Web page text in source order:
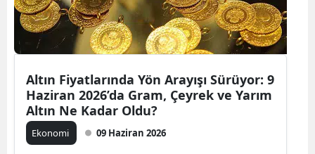
Altın Fiyatlarında Yön Arayışı Sürüyor: 9
Haziran 2026’da Gram, Çeyrek ve Yarım
Altın Ne Kadar Oldu?
Ekonomi 09 Haziran 2026